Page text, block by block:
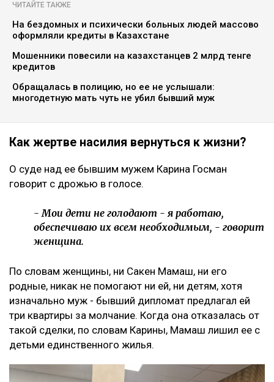
ЧИТАЙТЕ ТАКЖЕ
На бездомных и психически больных людей массово
оформляли кредиты в Казахстане
Мошенники повесили на казахстанцев 2 млрд тенге
кредитов
Обращалась в полицию, но ее не услышали:
многодетную мать чуть не убил бывший муж
Как жертве насилия вернуться к жизни?
О суде над ее бывшим мужем Карина Госман
говорит с дрожью в голосе.
- Мои дети не голодают - я работаю,
обеспечиваю их всем необходимым, - говорит
женщина.
По словам женщины, ни Сакен Мамаш, ни его
родные, никак не помогают ни ей, ни детям, хотя
изначально муж - бывший дипломат предлагал ей
три квартиры за молчание. Когда она отказалась от
такой сделки, по словам Карины, Мамаш лишил ее с
детьми единственного жилья.